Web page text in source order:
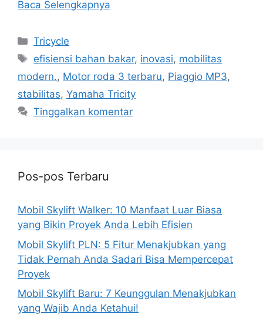
Baca Selengkapnya
Kategori
Tricycle
Tag
efisiensi bahan bakar, inovasi, mobilitas
modern., Motor roda 3 terbaru, Piaggio MP3,
stabilitas, Yamaha Tricity
Tinggalkan komentar
Pos-pos Terbaru
Mobil Skylift Walker: 10 Manfaat Luar Biasa
yang Bikin Proyek Anda Lebih Efisien
Mobil Skylift PLN: 5 Fitur Menakjubkan yang
Tidak Pernah Anda Sadari Bisa Mempercepat
Proyek
Mobil Skylift Baru: 7 Keunggulan Menakjubkan
yang Wajib Anda Ketahui!